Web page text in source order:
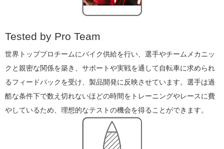
Tested by Pro Team
世界トッププロチームにバイク供給を行い、選手やチームメカニッ
クと親密な関係を築き、サポートや実戦を通して自転車に求められ
るフィードバックを受け、製品開発に反映させています。選手は過
酷な条件下で数え切れないほどの時間をトレーニングやレースに費
やしているため、理想的なテストの機会を得ることができます。